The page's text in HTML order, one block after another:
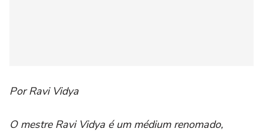
Por Ravi Vidya
O mestre Ravi Vidya é um médium renomado,